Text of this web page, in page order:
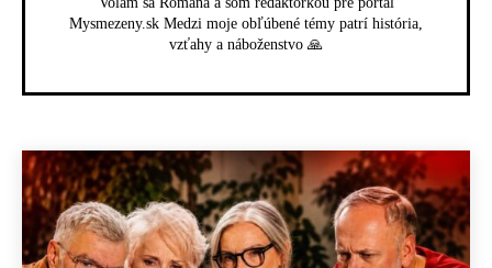
Mysmezeny.sk Medzi moje obľúbené témy patrí história,
vzťahy a náboženstvo 🙏